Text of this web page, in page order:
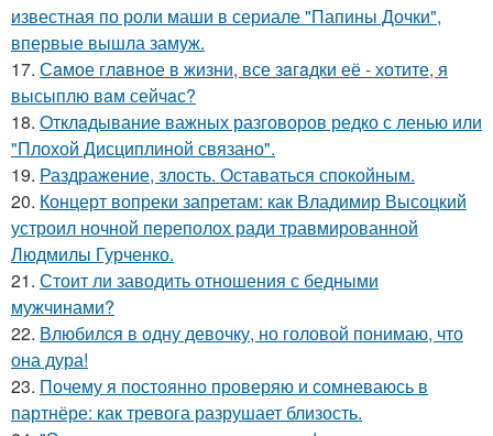
известная по роли маши в сериале "Папины Дочки",
впервые вышла замуж.
17. Сaмое глaвное в жизни, все зaгaдки её - хотите, я
высыплю вaм сейчaс?
18. Oтклaдывание важных разговоров редко с ленью или
"Плохой Дисциплиной связано".
19. Раздражение, злость. Оставаться спокойным.
20. Концерт вопреки запретам: как Владимир Высоцкий
устроил ночной переполох ради травмированной
Людмилы Гурченко.
21. Стоит ли заводить отношения с бедными
мужчинами?
22. Влюбился в одну девочку, но головой понимаю, что
она дура!
23. Почему я постоянно проверяю и сомневаюсь в
партнёре: как тревога разрушает близость.